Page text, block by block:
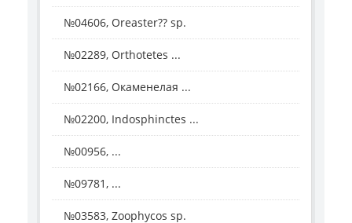
№04606, Oreaster?? sp.
№02289, Orthotetes ...
№02166, Окаменелая ...
№02200, Indosphinctes ...
№00956, ...
№09781, ...
№03583, Zoophycos sp.